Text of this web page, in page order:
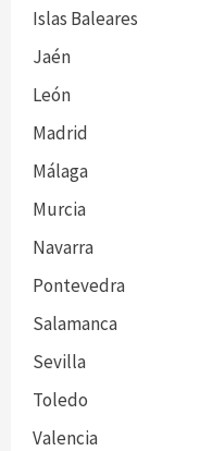
Islas Baleares
Jaén
León
Madrid
Málaga
Murcia
Navarra
Pontevedra
Salamanca
Sevilla
Toledo
Valencia